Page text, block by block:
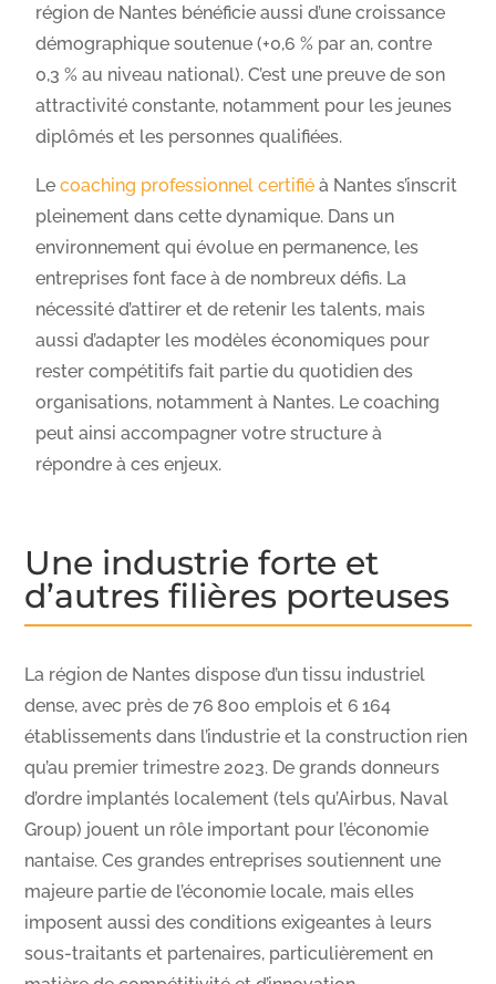
région de Nantes bénéficie aussi d’une croissance
démographique soutenue (+0,6 % par an, contre
0,3 % au niveau national). C’est une preuve de son
attractivité constante, notamment pour les jeunes
diplômés et les personnes qualifiées.
Lecoaching professionnel certifié à Nantes s’inscrit
pleinement dans cette dynamique. Dans un
environnement qui évolue en permanence, les
entreprises font face à de nombreux défis. La
nécessité d’attirer et de retenir les talents, mais
aussi d’adapter les modèles économiques pour
rester compétitifs fait partie du quotidien des
organisations, notamment à Nantes. Le coaching
peut ainsi accompagner votre structure à
répondre à ces enjeux.
Une industrie forte et
d’autres filières porteuses
La région de Nantes dispose d’un tissu industriel
dense, avec près de 76 800 emplois et 6 164
établissements dans l’industrie et la construction rien
qu’au premier trimestre 2023. De grands donneurs
d’ordre implantés localement (tels qu’Airbus, Naval
Group) jouent un rôle important pour l’économie
nantaise. Ces grandes entreprises soutiennent une
majeure partie de l’économie locale, mais elles
imposent aussi des conditions exigeantes à leurs
sous-traitants et partenaires, particulièrement en